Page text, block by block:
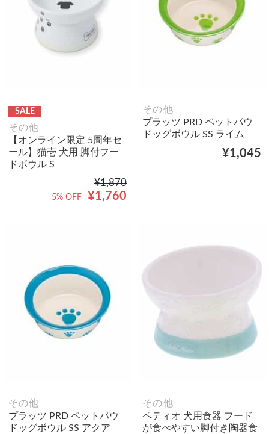
SALE
その他
【オンライン限定 5周年セ
ール】猫壱 犬用 脚付フー
ドボウル S
¥1,870
¥1,760
5% OFF
その他
プラッツ PRD ペットパウ
ドッグボウル SS ライム
¥1,045
その他
プラッツ PRD ペットパウ
ドッグボウル SS アクア
その他
ペティオ 犬用食器 フード
が食べやすい脚付き陶器食